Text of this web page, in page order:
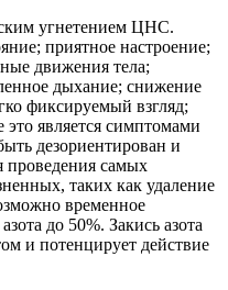
угнетением ЦНС.
приятное настроение;
движения тела;
дыхание; снижение
фиксируемый взгляд;
это является симптомами
дезориентирован и
проведения самых
таких как удаление
временное
до 50%. Закись азота
и потенцирует действие